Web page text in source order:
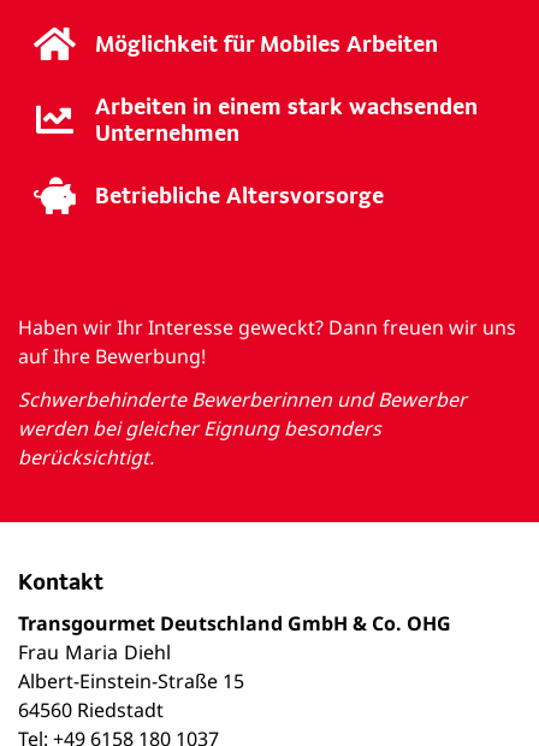
Möglichkeit für Mobiles Arbeiten
Arbeiten in einem stark wachsenden
Unternehmen
Betriebliche Altersvorsorge
Haben wir Ihr Interesse geweckt? Dann freuen wir uns
auf Ihre Bewerbung!
Schwerbehinderte Bewerberinnen und Bewerber
werden bei gleicher Eignung besonders
berücksichtigt.
Kontakt
Transgourmet Deutschland GmbH & Co. OHG
Frau Maria Diehl
Albert-Einstein-Straße 15
64560 Riedstadt
Tel: +49 6158 180 1037